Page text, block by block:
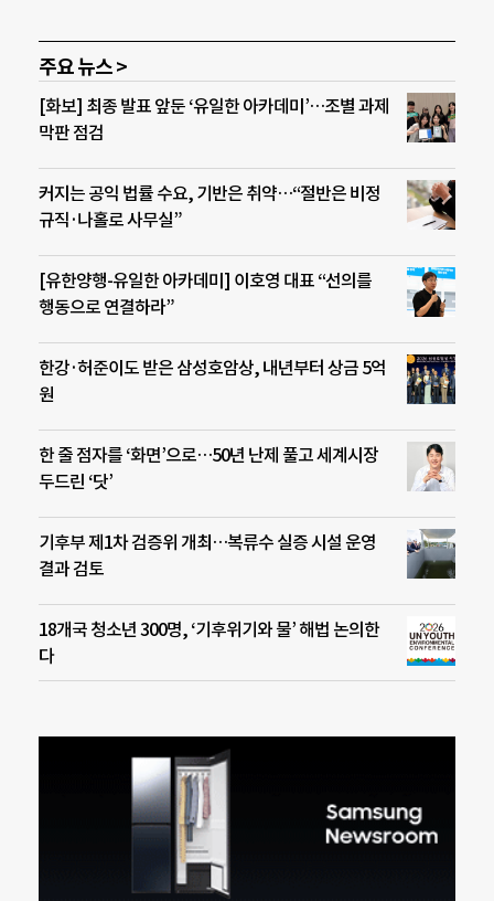
주요 뉴스 >
[화보] 최종 발표 앞둔 ‘유일한 아카데미’…조별 과제
막판 점검
커지는 공익 법률 수요, 기반은 취약…“절반은 비정
규직·나홀로 사무실”
[유한양행-유일한 아카데미] 이호영 대표 “선의를
행동으로 연결하라”
한강·허준이도 받은 삼성호암상, 내년부터 상금 5억
원
한 줄 점자를 ‘화면’으로…50년 난제 풀고 세계시장
두드린 ‘닷’
기후부 제1차 검증위 개최…복류수 실증 시설 운영
결과 검토
18개국 청소년 300명, ‘기후위기와 물’ 해법 논의한
다